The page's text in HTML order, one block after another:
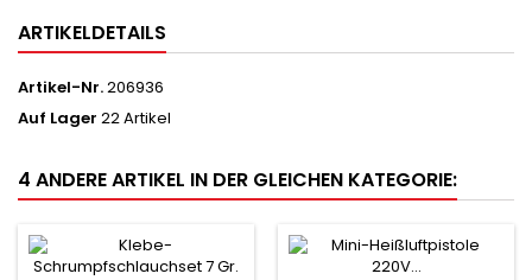
ARTIKELDETAILS
Artikel-Nr.206936
Auf Lager 22 Artikel
4 ANDERE ARTIKEL IN DER GLEICHEN KATEGORIE: